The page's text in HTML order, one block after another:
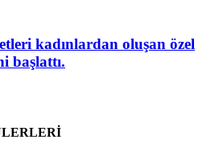
kadınlardan oluşan özel
başlattı.